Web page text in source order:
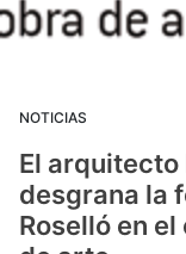
NOTICIAS
El
desgrana la
Roselló en